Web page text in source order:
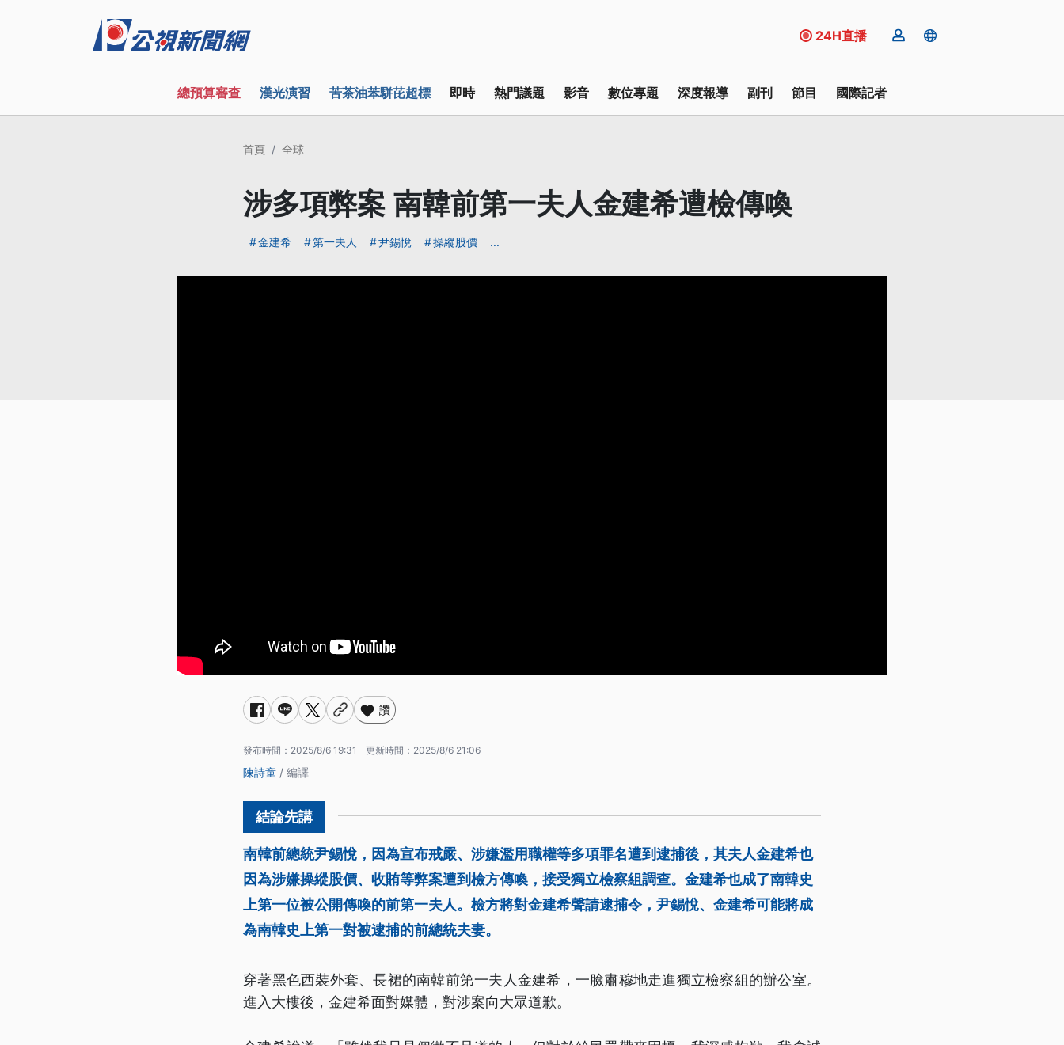
24H直播
總預算審查 漢光演習 苦茶油苯駢芘超標 即時 熱門議題 影音 數位專題 深度報導 副刊 節目 國際記者
首頁 全球
涉多項弊案 南韓前第一夫人金建希遭檢傳喚
金建希 第一夫人 尹錫悅 操縱股價 ...
讚
發布時間： 2025/8/6 19:31 更新時間： 2025/8/6 21:06
陳詩童 / 編譯
南韓前總統尹錫悅，因為宣布戒嚴、涉嫌濫用職權等多項罪名遭到逮捕後，其夫人金建希也
因為涉嫌操縱股價、收賄等弊案遭到檢方傳喚，接受獨立檢察組調查。金建希也成了南韓史
上第一位被公開傳喚的前第一夫人。檢方將對金建希聲請逮捕令，尹錫悅、金建希可能將成
為南韓史上第一對被逮捕的前總統夫妻。
穿著黑色西裝外套、長裙的南韓前第一夫人金建希，一臉肅穆地走進獨立檢察組的辦公室。
進入大樓後，金建希面對媒體，對涉案向大眾道歉。